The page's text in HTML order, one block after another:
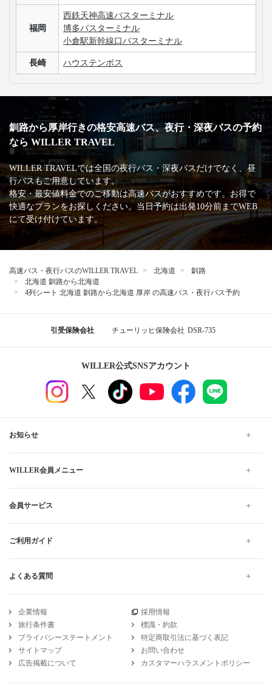
福岡
西鉄天神高速バスターミナル
博多バスターミナル
小倉駅新幹線口バスターミナル
長崎 ハウステンボス
釧路から厚岸行きの格安高速バス、夜行・深夜バスの予約
なら WILLER TRAVEL
WILLER TRAVELでは全国の夜行バス・深夜バスだけでなく、昼
行バスもご用意しています。
格安・最安値料金でのご移動は高速バスがおすすめです。お得で
快適なプランをお探しください。当日予約は出発10分前までWEB
にて受け付けています。
高速バス・夜行バスのWILLER TRAVEL 北海道
釧路
北海道 釧路から北海道
4列シート 北海道 釧路から北海道 厚岸 の高速バス・夜行バス予約
引受保険会社 チューリッヒ保険会社 DSR-735
WILLER公式SNSアカウント
お知らせ
WILLER会員メニュー
会員サービス
ご利用ガイド
よくある質問
企業情報
採用情報
旅行条件書
標識・約款
プライバシーステートメント
特定商取引法に基づく表記
サイトマップ
お問い合わせ
広告掲載について
カスタマーハラスメントポリシー